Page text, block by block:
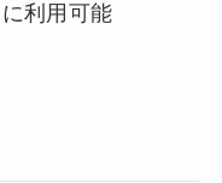
利用可能